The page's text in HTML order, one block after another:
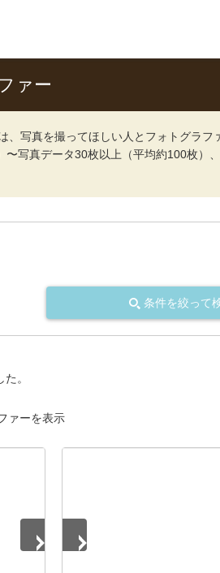
ァー
、写真を撮ってほしい人とフォトグラフ
写真データ30枚以上（平均約100枚）
条件を絞って
。
ァーを表示